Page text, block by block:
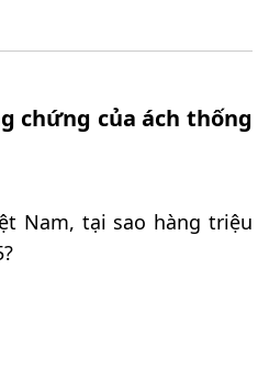
chứng của ách thống
Nam, tại sao hàng triệu